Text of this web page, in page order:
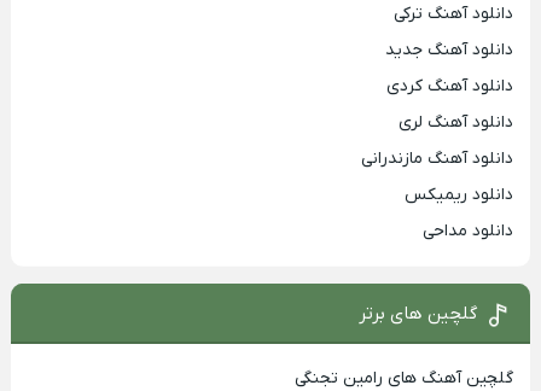
دانلود آهنگ ترکی
دانلود آهنگ جدید
دانلود آهنگ کردی
دانلود آهنگ لری
دانلود آهنگ مازندرانی
دانلود ریمیکس
دانلود مداحی
گلچین های برتر
گلچین آهنگ های رامین تجنگی